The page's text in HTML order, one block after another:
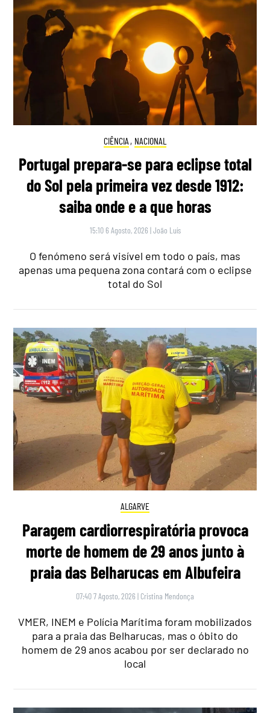
CIÊNCIA , NACIONAL
Portugal prepara-se para eclipse total
do Sol pela primeira vez desde 1912:
saiba onde e a que horas
15:10 6 Agosto, 2026 |João Luís
O fenómeno será visível em todo o país, mas
apenas uma pequena zona contará com o eclipse
total do Sol
ALGARVE
Paragem cardiorrespiratória provoca
morte de homem de 29 anos junto à
praia das Belharucas em Albufeira
07:40 7 Agosto, 2026 | Cristina Mendonça
VMER, INEM e Polícia Marítima foram mobilizados
para a praia das Belharucas, mas o óbito do
homem de 29 anos acabou por ser declarado no
local